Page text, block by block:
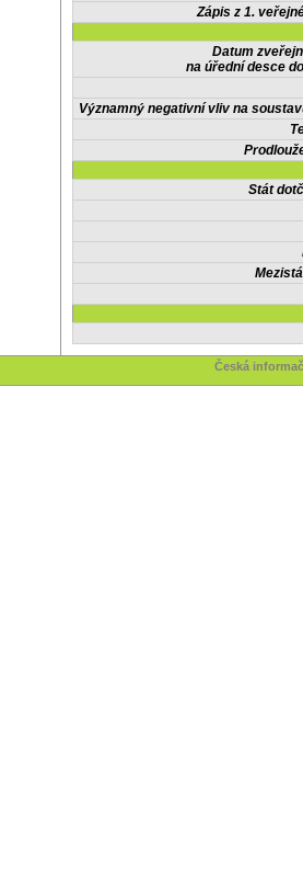
Zápis z 1.
Datum
na úřední desce
Významný negativní vliv na
Stát
Česká